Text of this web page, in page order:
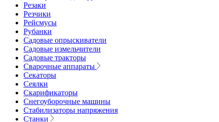
Резаки
Резчики
Рейсмусы
Рубанки
Садовые опрыскиватели
Садовые измельчители
Садовые тракторы
Сварочные аппараты
Секаторы
Сеялки
Скарификаторы
Снегоуборочные машины
Стабилизаторы напряжения
Станки